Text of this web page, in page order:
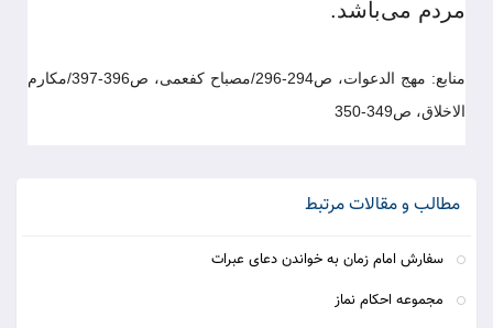
مردم می‌باشد.
منابع: مهج الدعوات، ص294-296/مصباح کفعمی، ص396-397/مکارم
الاخلاق، ص349-350
مطالب و مقالات مرتبط
سفارش امام زمان به خواندن دعای عبرات
مجموعه احکام نماز